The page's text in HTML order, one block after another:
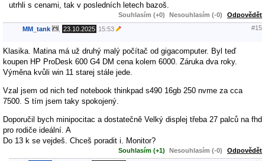
utrhli s cenami, tak v posledních letech bazoš.
Souhlasím (+0) Nesouhlasím (-0) Odpovědět
MM_tank 23.10.2025 15:53 #15
Klasika. Matina má už druhý malý počítač od gigacomputer. Byl teď
koupen HP ProDesk 600 G4 DM cena kolem 6000. Záruka dva roky.
Výměna kvůli win 11 starej stále jede.
Vzal jsem od nich teď notebook thinkpad s490 16gb 250 nvme za cca
7500. S tím jsem taky spokojený.
Doporučil bych minipocitac a dostatečně Velký displej třeba 27 palců na fhd
pro rodiče ideální. A
Do 13 k se vejdeš. Chceš poradit i. Monitor?
Souhlasím (+1) Nesouhlasím (-0) Odpovědět